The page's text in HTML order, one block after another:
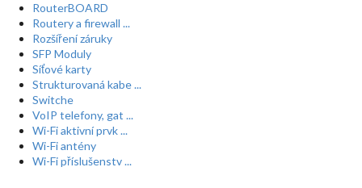
RouterBOARD
Routery a firewall ...
Rozšíření záruky
SFP Moduly
Síťové karty
Strukturovaná kabe ...
Switche
VoIP telefony, gat ...
Wi-Fi aktivní prvk ...
Wi-Fi antény
Wi-Fi příslušenstv ...